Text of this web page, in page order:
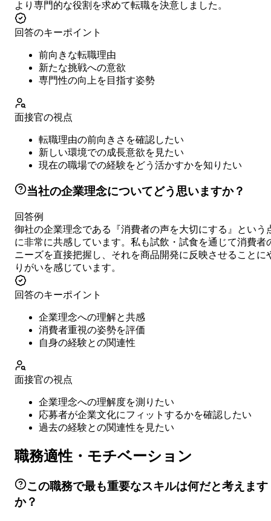
より専門的な役割を求めて転職を決意しました。
回答のキーポイント
前向きな転職理由
新たな挑戦への意欲
専門性の向上を目指す姿勢
面接官の視点
転職理由の前向きさを確認したい
新しい環境での成長意欲を見たい
現在の職場での経験をどう活かすかを知りたい
当社の企業理念についてどう思いますか？
回答例
御社の企業理念である『消費者の声を大切にする』という
に非常に共感しています。私も試飲・試食を通じて消費者
ニーズを直接把握し、それを商品開発に反映させることに
りがいを感じています。
回答のキーポイント
企業理念への理解と共感
消費者重視の姿勢を評価
自身の経験との関連性
面接官の視点
企業理念への理解度を測りたい
応募者が企業文化にフィットするかを確認したい
過去の経験との関連性を見たい
職務適性・モチベーション
この職務で最も重要なスキルは何だと考えます
か？